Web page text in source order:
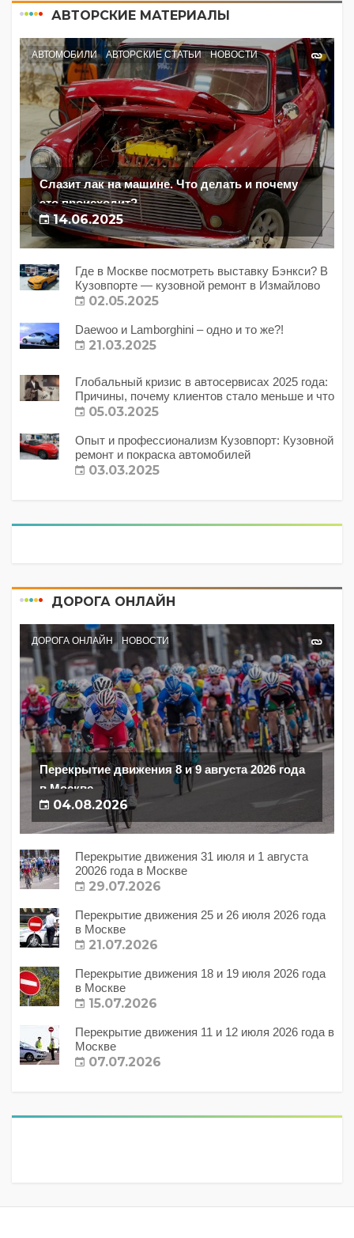
АВТОРСКИЕ МАТЕРИАЛЫ
АВТОМОБИЛИ АВТОРСКИЕ СТАТЬИ НОВОСТИ
Слазит лак на машине. Что делать и почему
это происходит?
14.06.2025
Где в Москве посмотреть выставку Бэнкси? В
Кузовпорте — кузовной ремонт в Измайлово
02.05.2025
Daewoo и Lamborghini – одно и то же?!
21.03.2025
Глобальный кризис в автосервисах 2025 года:
Причины, почему клиентов стало меньше и что
с этим делать?
05.03.2025
Опыт и профессионализм Кузовпорт: Кузовной
ремонт и покраска автомобилей
03.03.2025
ДОРОГА ОНЛАЙН
ДОРОГА ОНЛАЙН НОВОСТИ
Перекрытие движения 8 и 9 августа 2026 года
в Москве
04.08.2026
Перекрытие движения 31 июля и 1 августа
20026 года в Москве
29.07.2026
Перекрытие движения 25 и 26 июля 2026 года
в Москве
21.07.2026
Перекрытие движения 18 и 19 июля 2026 года
в Москве
15.07.2026
Перекрытие движения 11 и 12 июля 2026 года в
Москве
07.07.2026